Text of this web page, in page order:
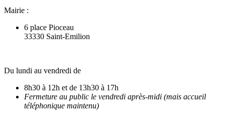
Mairie :
6 place Pioceau
33330 Saint-Emilion
Du lundi au vendredi de
8h30 à 12h et de 13h30 à 17h
Fermeture au public le vendredi après-midi (mais accueil
téléphonique maintenu)